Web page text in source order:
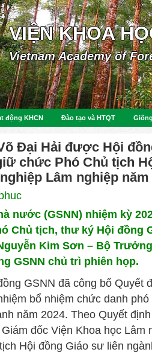
VIỆN KHOA
Vietnam Academy of
động KHCN Đào tạo và HTQT
Đại Hải được Hội
chức Phó Chủ tịch
Lâm nghiệp năm
nước (GSNN) nhiệm kỳ
Chủ tịch, thư ký Hội đồng
Kim Sơn – Bộ
GSNN chủ trì phiên họp.
GSNN đã công bố Quyết
bổ nhiệm chức danh
năm 2024. Theo Quyết
đốc Viện Khoa học Lâm
Hội đồng Giáo sư liên